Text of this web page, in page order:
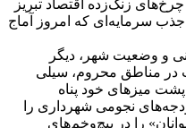
چرخ‌های زنگ‌زده اقتصاد تبریز
جذب سرمایه‌ای که امروز آماج
و وضعیت شهر، دیگر
در مناطق محروم، سیلی
میزهای خود پناه
نجومی شهرداری را
را در پیچ‌وخم‌های